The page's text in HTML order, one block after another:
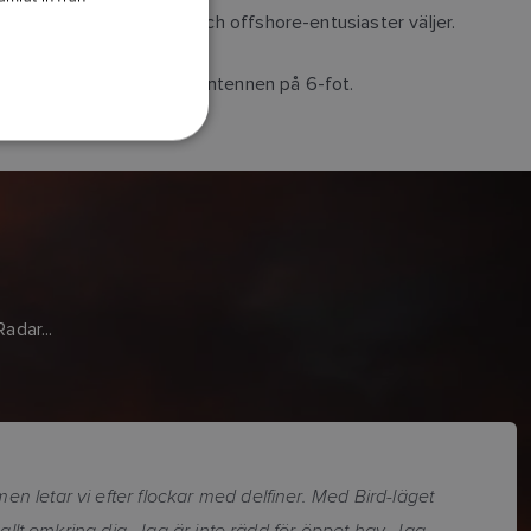
och är vad yrkesfolk och offshore-entusiaster väljer.
målupplösning med antennen på 6-fot.
letar vi efter flockar med delfiner. Med Bird-läget